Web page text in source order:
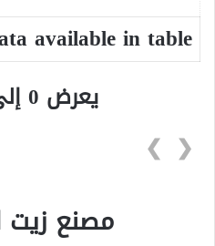
available in table
يعرض 0 إلى 0 من أصل 0 سجلّ
❮
❯
مصنع